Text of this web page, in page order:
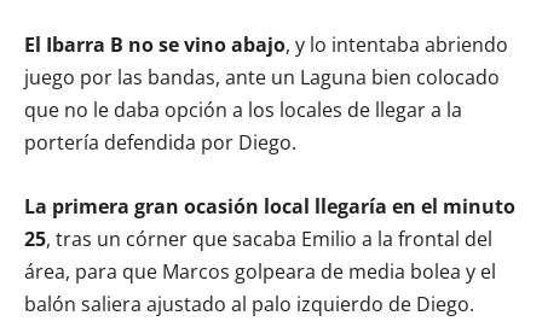
El Ibarra B no se vino abajo, y lo intentaba abriendo
juego por las bandas, ante un Laguna bien colocado
que no le daba opción a los locales de llegar a la
portería defendida por Diego.
La primera gran ocasión local llegaría en el minuto
25, tras un córner que sacaba Emilio a la frontal del
área, para que Marcos golpeara de media bolea y el
balón saliera ajustado al palo izquierdo de Diego.